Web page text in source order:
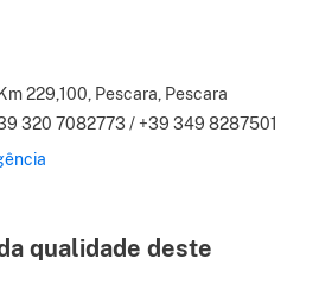
Termos de utilização
Política de
ofertas imobiliárias na Itália,
Identify
229,100, Pescara, Pescara
320 7082773 / +39 349 8287501
qualidade deste